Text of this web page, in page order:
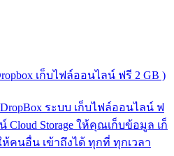
เก็บไฟล์ออนไลน์ ฟรี 2 GB )
ระบบ เก็บไฟล์ออนไลน์ ฟ
Cloud Storage ให้คุณเก็บข้อมูล เก็
คนอื่น เข้าถึงได้ ทุกที่ ทุกเวลา